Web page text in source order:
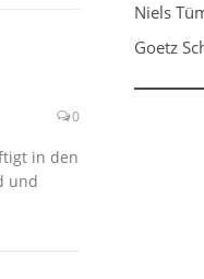
0
in den
und
Niels
Goetz